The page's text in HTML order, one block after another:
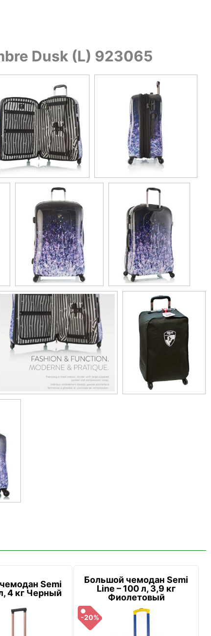
Dusk (L) 923065
Semi
4 кг Черный
Большой чемодан Semi
Line – 100 л, 3,9 кг
Фиолетовый
-20%